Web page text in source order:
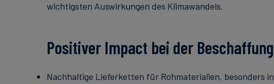
wichtigsten Auswirkungen des Klimawandels.
Positiver Impact bei der
Nachhaltige Lieferketten für Rohmaterialien, besonders